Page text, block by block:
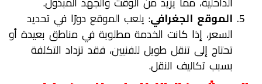
الموقع الجغرافي: يلعب الموقع دورًا في تحديد
السعر، إذا كانت الخدمة مطلوبة في مناطق بعيدة أو
تحتاج إلى تنقل طويل للفنيين، فقد تزداد التكلفة
بسبب تكاليف النقل.